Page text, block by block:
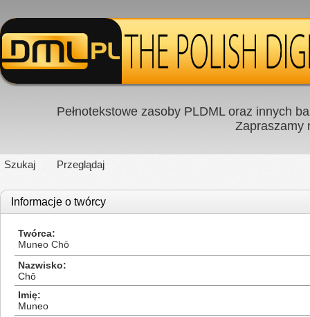
Pełnotekstowe zasoby PLDML oraz innych
Zapraszamy
Szukaj Przeglądaj
Informacje o twórcy
Twórca
Muneo Chō
Nazwisko
Chō
Imię
Muneo